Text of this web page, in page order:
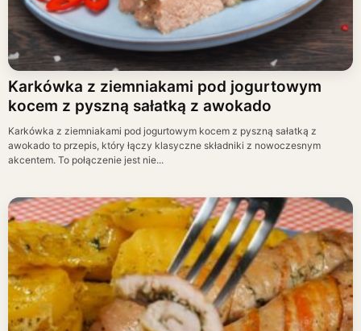
Karkówka z ziemniakami pod jogurtowym
kocem z pyszną sałatką z awokado
Karkówka z ziemniakami pod jogurtowym kocem z pyszną sałatką z
awokado to przepis, który łączy klasyczne składniki z nowoczesnym
akcentem. To połączenie jest nie...